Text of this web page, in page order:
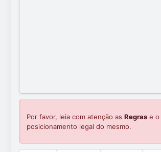
Por favor, leia com atenção as Regras e o
posicionamento legal do mesmo.